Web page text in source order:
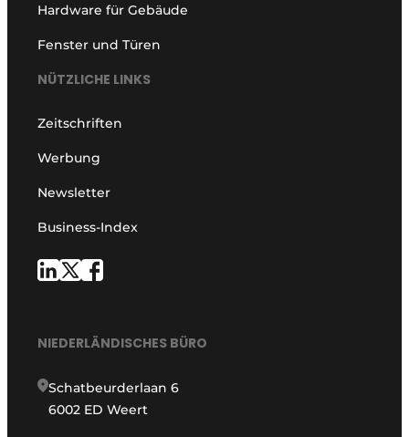
Hardware für Gebäude
Fenster und Türen
NÜTZLICHE LINKS
Zeitschriften
Werbung
Newsletter
Business-Index
NIEDERLÄNDISCHES BÜRO
Schatbeurderlaan 6
6002 ED Weert